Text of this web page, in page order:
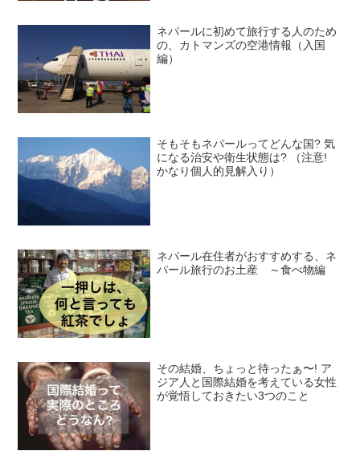
ネパールに初めて旅行する人のため
の、カトマンズの空港情報（入国
編）
そもそもネパールってどんな国? 気
になる治安や衛生状態は? （注意!
かなり個人的見解入り）
ネパール在住者がおすすめする、ネ
パール旅行のお土産 ～食べ物編
その結婚、ちょっと待ったぁ〜! ア
ジア人と国際結婚を考えている女性
が覚悟しておきたい3つのこと